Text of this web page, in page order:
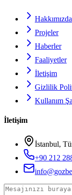
Hakkımızda
Projeler
Haberler
Faaliyetler
İletişim
Gizlilik
Kullanım
İletişim
İstanbul,
+90 212